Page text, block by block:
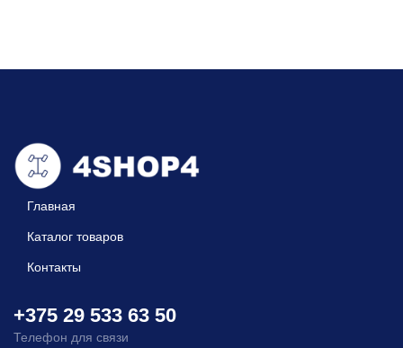
Главная
Каталог товаров
Контакты
+375 29 533 63 50
Телефон для связи